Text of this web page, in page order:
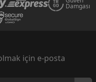
Damgası
için e-posta